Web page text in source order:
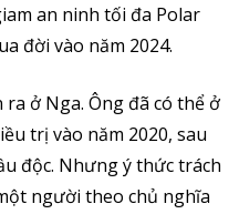
an ninh tối đa Polar
đời vào năm 2024.
ở Nga. Ông đã có thể ở
trị vào năm 2020, sau
độc. Nhưng ý thức trách
người theo chủ nghĩa